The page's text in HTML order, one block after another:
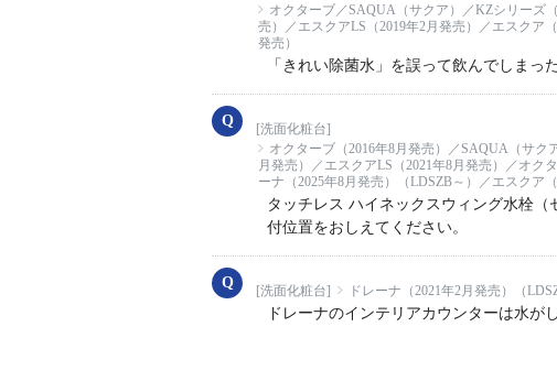
オクターブ／SAQUA（サクア）／KZシリーズ
売）／エスクアLS（2019年2月発売）／エスクア
発売）
「きれい除菌水」を誤って飲んでしま
[洗面化粧台]
オクターブ（2016年8月発売）／SAQUA（サク
月発売）／エスクアLS（2021年8月発売）／オク
ーナ（2025年8月発売）（LDSZB～）／エスクア（
タッチレス ハイネックスウィング水栓
付位置をおしえてください。
[洗面化粧台] ドレーナ（2021年2月発売）（
ドレーナのインテリアカウンターは水が